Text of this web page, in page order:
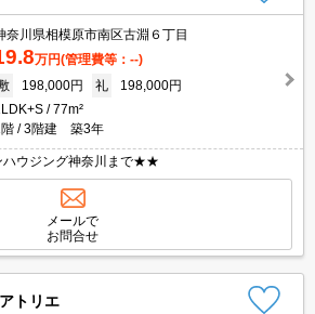
奈川県相模原市南区古淵６丁目
万円(管理費等：--)
198,000円 礼
198,000円
77m²
3階建 築3年
ウジング神奈川まで★★
メールで
お問合せ
トリエ